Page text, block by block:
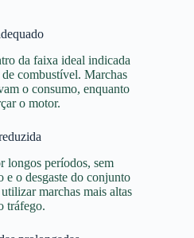
da faixa ideal indicada
combustível. Marchas
o consumo, enquanto
o motor.
longos períodos, sem
e o desgaste do conjunto
marchas mais altas
tráfego.